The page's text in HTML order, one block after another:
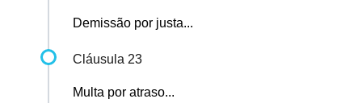
Demissão por justa...
Cláusula 23
Multa por atraso...